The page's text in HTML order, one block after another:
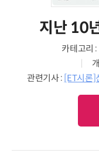
지난 10
카테고리
관련기사 : [ET시론]